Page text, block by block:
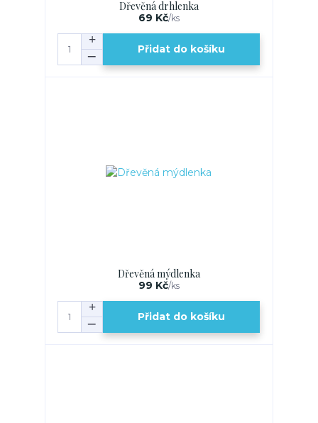
Dřevěná drhlenka
69 Kč/ks
Přidat do košíku
Dřevěná mýdlenka
99 Kč/ks
Přidat do košíku